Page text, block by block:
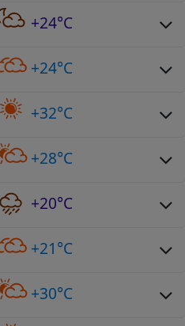
+24°C
+24°C
+32°C
+28°C
+20°C
+21°C
+30°C